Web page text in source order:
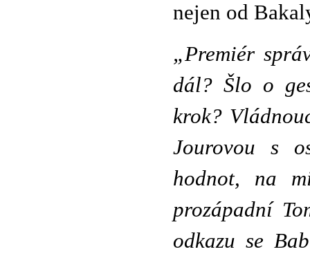
nejen od
„Premiér
dál? Šlo o
krok?
Jourovou s
hodnot, na
prozápadní
odkazu se